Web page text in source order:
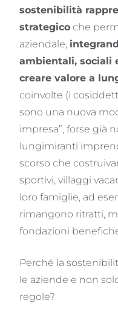
sostenibilità
strategico che
aziendale,
ambientali, sociali
creare valore a
coinvolte (i
sono una nuova
impresa”, forse già
lungimiranti
scorso che
sportivi, villaggi
loro famiglie, ad
rimangono ritratti,
fondazioni
Perché la
le aziende e non
regole?